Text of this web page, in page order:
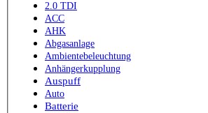
2.0 TDI
ACC
AHK
Abgasanlage
Ambientebeleuchtung
Anhängerkupplung
Auspuff
Auto
Batterie